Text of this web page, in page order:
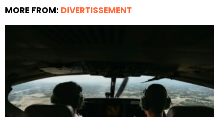
MORE FROM: DIVERTISSEMENT